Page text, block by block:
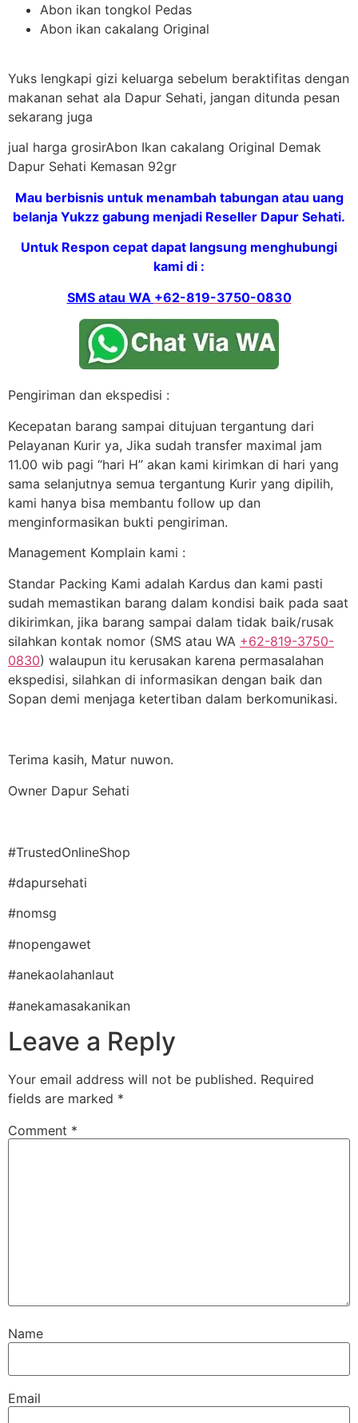
Abon ikan tongkol Pedas
Abon ikan cakalang Original
Yuks lengkapi gizi keluarga sebelum beraktifitas dengan
makanan sehat ala Dapur Sehati, jangan ditunda pesan
sekarang juga
jual harga grosirAbon Ikan cakalang Original Demak
Dapur Sehati Kemasan 92gr
Mau berbisnis untuk menambah tabungan atau uang
belanja Yukzz gabung menjadi Reseller Dapur Sehati.
Untuk Respon cepat dapat langsung menghubungi
kami di :
SMS atau WA +62-819-3750-0830
Pengiriman dan ekspedisi :
Kecepatan barang sampai ditujuan tergantung dari
Pelayanan Kurir ya, Jika sudah transfer maximal jam
11.00 wib pagi “hari H” akan kami kirimkan di hari yang
sama selanjutnya semua tergantung Kurir yang dipilih,
kami hanya bisa membantu follow up dan
menginformasikan bukti pengiriman.
Management Komplain kami :
Standar Packing Kami adalah Kardus dan kami pasti
sudah memastikan barang dalam kondisi baik pada saat
dikirimkan, jika barang sampai dalam tidak baik/rusak
silahkan kontak nomor (SMS atau WA +62-819-3750-
0830) walaupun itu kerusakan karena permasalahan
ekspedisi, silahkan di informasikan dengan baik dan
Sopan demi menjaga ketertiban dalam berkomunikasi.
Terima kasih, Matur nuwon.
Owner Dapur Sehati
#TrustedOnlineShop
#dapursehati
#nomsg
#nopengawet
#anekaolahanlaut
#anekamasakanikan
Leave a Reply
Your email address will not be published. Required
fields are marked *
Comment *
Name
Email